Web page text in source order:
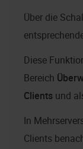
Über die
Diese
Bereich
Clients und
In
Clients